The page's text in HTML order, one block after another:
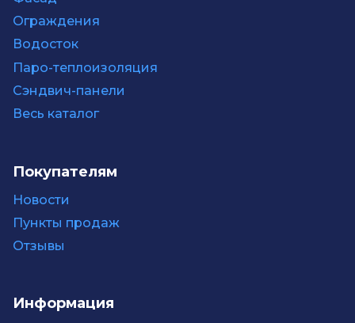
Ограждения
Водосток
Паро-теплоизоляция
Сэндвич-панели
Весь каталог
Покупателям
Новости
Пункты продаж
Отзывы
Информация